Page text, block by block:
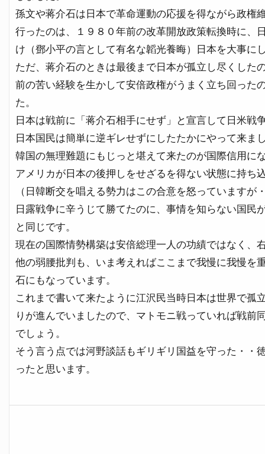
孫文や蒋介石は日本で革命運動の応援を得ながら政権
行ったのは、１９８０年前の改革開放政策転換時に、
け（鄧小平の言として有名な韜光養晦）日本を大事に
ただ、蒋介石のときは最後まで日本が孤立し尽くした
前の苦い経験を生かして安倍政権がうまく立ち回った
た。
日本は戦前に「蒋介石相手にせず」と宣言して日米戦
日本国民は簡単に逆ギレせずにしたたかにやって来ま
韓国の無理難題にもじっと堪えて来たのが国際信用に
アメリカが日本の後押しをせざるを得ない状態に持ち
（日韓断交を唱える勢力はこの合意を怒っていますが
日露戦争に辛うじて勝てたのに、事情を知らない国民
と同じです。
現在の国際情勢構築は安倍総理一人の功績ではなく、
他の弱腰批判も、いま考えればここまで我慢に我慢を
石にもなっています。
これまで書いて来たように江沢民当時日本は世界で孤
りが進んでいましたので、マトモニ戦っていれば戦前
でしょう。
そう言う点では河野談話もギリギリ国益を守った・・
ったと思います。